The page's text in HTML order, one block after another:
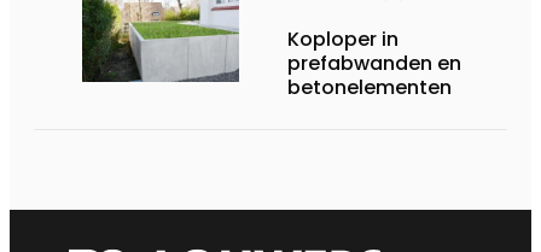
Koploper in
prefabwanden en
betonelementen